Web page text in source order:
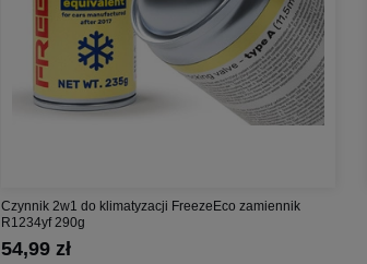
Czynnik 2w1 do klimatyzacji FreezeEco zamiennik
R1234yf 290g
54,99 zł